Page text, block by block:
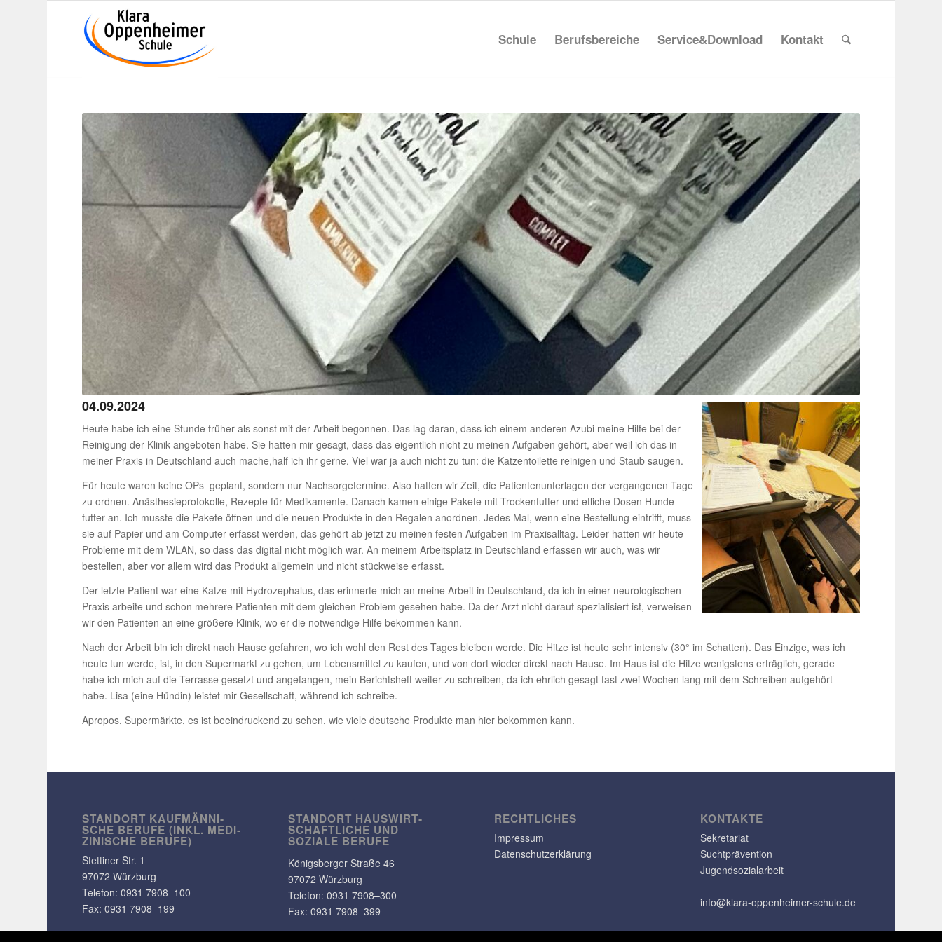
Schule Berufs­be­reiche Service&Download Kontakt
04.09.2024
Heute habe ich eine Stunde früher als sonst mit der Arbeit begonnen. Das lag daran, dass ich einem anderen Azubi meine Hilfe bei der
Reini­gung der Klinik ange­boten habe. Sie hatten mir gesagt, dass das eigent­lich nicht zu meinen Aufgaben gehört, aber weil ich das in
meiner Praxis in Deutsch­land auch mache,half ich ihr gerne. Viel war ja auch nicht zu tun: die Katzen­toi­lette reinigen und Staub saugen.
Für heute waren keine OPs geplant, sondern nur Nach­sor­ge­ter­mine. Also hatten wir Zeit, die Pati­en­ten­un­ter­lagen der vergan­genen Tage
zu ordnen. Anäs­the­sie­pro­to­kolle, Rezepte für Medi­ka­mente. Danach kamen einige Pakete mit Trocken­futter und etliche Dosen Hunde­
futter an. Ich musste die Pakete öffnen und die neuen Produkte in den Regalen anordnen. Jedes Mal, wenn eine Bestel­lung eintrifft, muss
sie auf Papier und am Computer erfasst werden, das gehört ab jetzt zu meinen festen Aufgaben im Praxis­alltag. Leider hatten wir heute
Probleme mit dem WLAN, so dass das digital nicht möglich war. An meinem Arbeits­platz in Deutsch­land erfassen wir auch, was wir
bestellen, aber vor allem wird das Produkt allge­mein und nicht stück­weise erfasst.
Der letzte Patient war eine Katze mit Hydro­ze­phalus, das erin­nerte mich an meine Arbeit in Deutsch­land, da ich in einer neuro­lo­gi­schen
Praxis arbeite und schon mehrere Pati­enten mit dem glei­chen Problem gesehen habe. Da der Arzt nicht darauf spezia­li­siert ist, verweisen
wir den Pati­enten an eine größere Klinik, wo er die notwen­dige Hilfe bekommen kann.
Nach der Arbeit bin ich direkt nach Hause gefahren, wo ich wohl den Rest des Tages bleiben werde. Die Hitze ist heute sehr intensiv (30° im Schatten). Das Einzige, was ich
heute tun werde, ist, in den Super­markt zu gehen, um Lebens­mittel zu kaufen, und von dort wieder direkt nach Hause. Im Haus ist die Hitze wenigs­tens erträg­lich, gerade
habe ich mich auf die Terrasse gesetzt und ange­fangen, mein Berichts­heft weiter zu schreiben, da ich ehrlich gesagt fast zwei Wochen lang mit dem Schreiben aufge­hört
habe. Lisa (eine Hündin) leistet mir Gesell­schaft, während ich schreibe.
Apropos, Super­märkte, es ist beein­dru­ckend zu sehen, wie viele deut­sche Produkte man hier bekommen kann.
STANDORT KAUF­MÄN­NI­
SCHE BERUFE (INKL. MEDI­
ZI­NI­SCHE BERUFE)
Stet­tiner Str. 1
97072 Würzburg
Telefon:0931 7908–100
Fax: 0931 7908–199
STANDORT HAUS­WIRT­
SCHAFT­LICHE UND
SOZIALE BERUFE
Königs­berger Straße 46
97072 Würzburg
Telefon: 0931 7908–300
Fax: 0931 7908–399
RECHT­LI­CHES
Impressum
Datenschutzerklärung
KONTAKTE
Sekretariat
Suchtprävention
Jugendsozialarbeit
info@klara-oppenheimer-schule.de